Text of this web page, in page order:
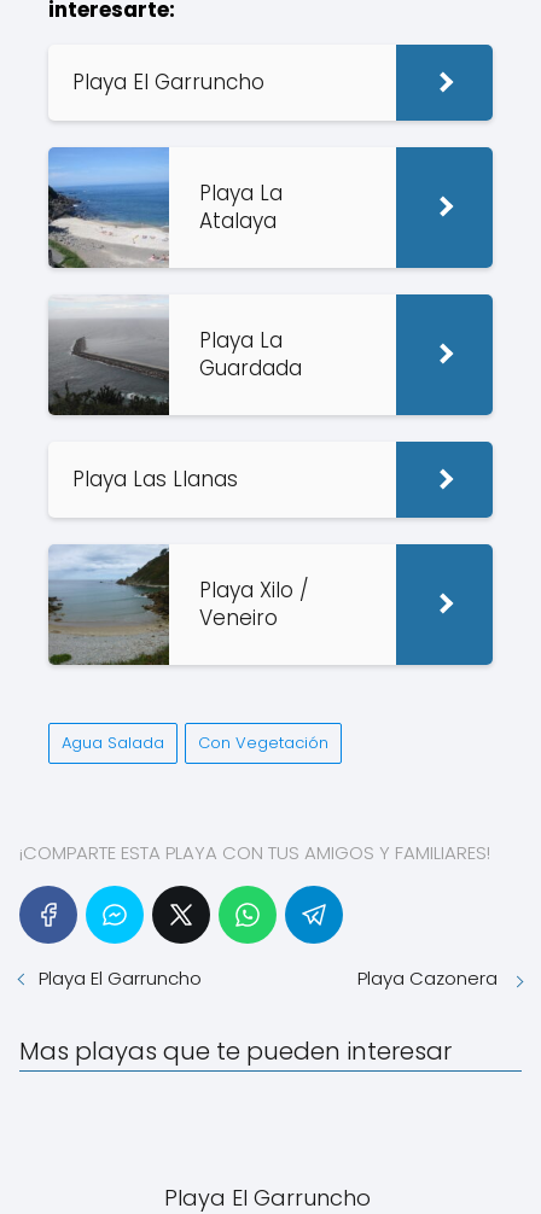
interesarte:
Playa El Garruncho
Playa La
Atalaya
Playa La
Guardada
Playa Las Llanas
Playa Xilo /
Veneiro
Agua Salada Con Vegetación
¡COMPARTE ESTA PLAYA CON TUS AMIGOS Y FAMILIARES!
Playa El Garruncho Playa Cazonera
Mas playas que te pueden interesar
Playa El Garruncho